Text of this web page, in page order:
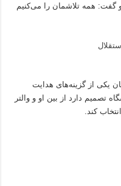
گفت: همه تلاشمان را می‌کنیم
یکی از گزینه‌های هدایت
تصمیم دارد از بین او و والتر
کند.